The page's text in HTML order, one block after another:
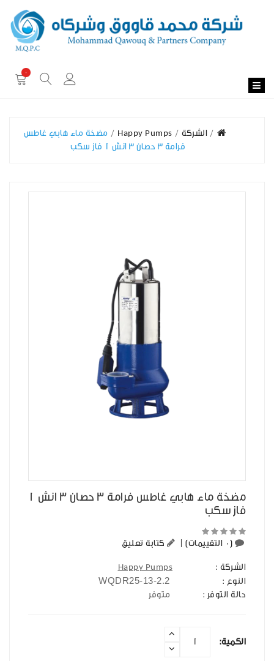
0
الشركة Happy Pumps
مضخة ماء هابي غاطس
فرامة 3 حصان 3 انش 1 فاز سكب
مضخة ماء هابي غاطس فرامة 3 حصان 3 انش 1
فاز سكب
(0 التقييمات) كتابة تعليق
الشركة :
Happy Pumps
النوع :
حالة التوفر : متوفر
الكمية: